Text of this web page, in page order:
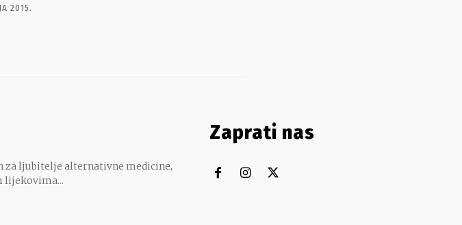
2015.
ljubitelje alternativne medicine,
Zaprati nas